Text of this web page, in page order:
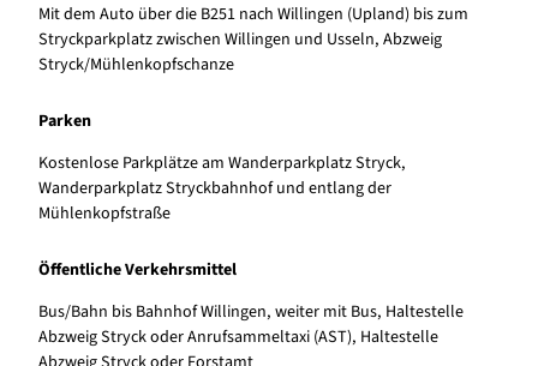
Mit dem Auto über die B251 nach Willingen (Upland) bis zum
Stryckparkplatz zwischen Willingen und Usseln, Abzweig
Stryck/Mühlenkopfschanze
Parken
Kostenlose Parkplätze am Wanderparkplatz Stryck,
Wanderparkplatz Stryckbahnhof und entlang der
Mühlenkopfstraße
Öffentliche Verkehrsmittel
Bus/Bahn bis Bahnhof Willingen, weiter mit Bus, Haltestelle
Abzweig Stryck oder Anrufsammeltaxi (AST), Haltestelle